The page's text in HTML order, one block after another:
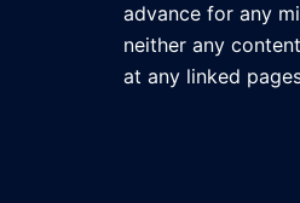
advance for any
neither any
at any linked